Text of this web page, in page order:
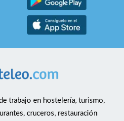
trabajo en hostelería, turismo,
cruceros, restauración